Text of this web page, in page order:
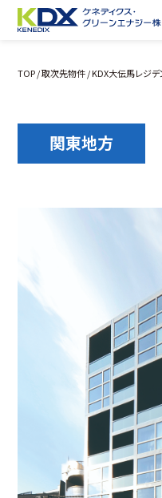
TOP/取次先物件/ KDX大伝馬レジデ
関東地方